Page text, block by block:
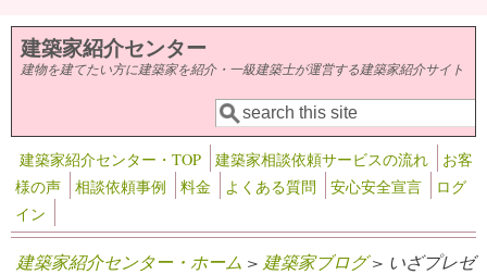
メインコンテンツに移動
建築家紹介センター
建物を建てたい方に建築家を紹介・一級建築士が運営する建築家紹介サイト
検索フォーム
検索
建築家紹介センター・TOP 建築家相談依頼サービスの流れ
お客
様の声
相談依頼事例 料金 よくある質問 安心安全宣言
ログ
イン
建築家紹介センター・ホーム > 建築家ブログ> いざプレゼ